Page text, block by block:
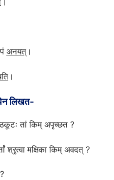
।
अनयत् ।
।
लिखत-
तां किम् अपृच्छत ?
श्रृत्वा मक्षिका किम् अवदत् ?